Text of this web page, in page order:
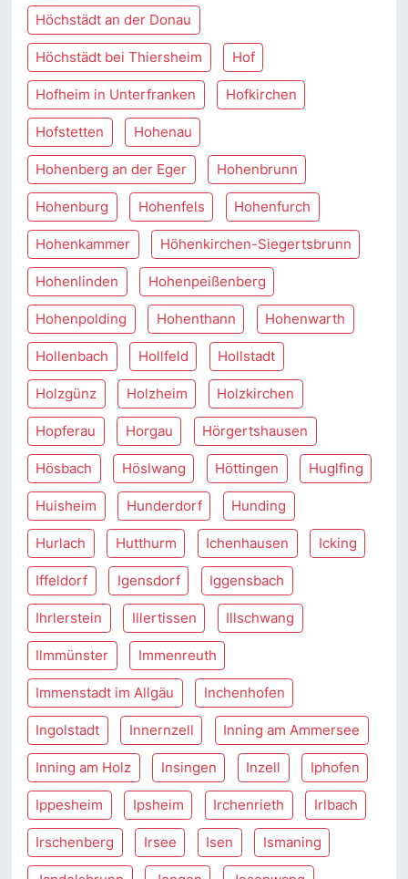
Höchstädt an der Donau
Höchstädt bei Thiersheim Hof
Hofheim in Unterfranken Hofkirchen
Hofstetten Hohenau
Hohenberg an der Eger Hohenbrunn
Hohenburg Hohenfels Hohenfurch
Hohenkammer Höhenkirchen-Siegertsbrunn
Hohenlinden Hohenpeißenberg
Hohenpolding Hohenthann Hohenwarth
Hollenbach Hollfeld Hollstadt
Holzgünz Holzheim Holzkirchen
Hopferau Horgau Hörgertshausen
Hösbach Höslwang Höttingen Huglfing
Huisheim Hunderdorf Hunding
Hurlach Hutthurm Ichenhausen Icking
Iffeldorf Igensdorf Iggensbach
Ihrlerstein Illertissen Illschwang
Ilmmünster Immenreuth
Immenstadt im Allgäu Inchenhofen
Ingolstadt Innernzell Inning am Ammersee
Inning am Holz Insingen Inzell Iphofen
Ippesheim Ipsheim Irchenrieth Irlbach
Irschenberg Irsee Isen Ismaning